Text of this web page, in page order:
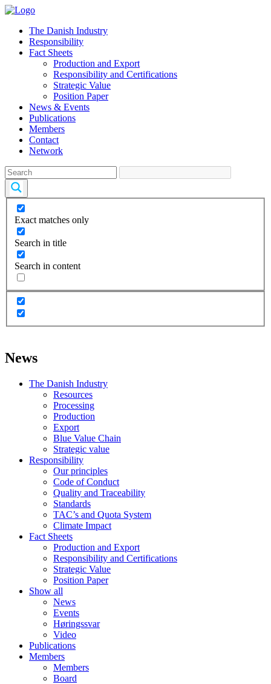
The Danish Industry
Responsibility
Fact Sheets
Production and Export
Responsibility and Certifications
Strategic Value
Position Paper
News & Events
Publications
Members
Contact
Network
Exact matches only
Search in title
Search in content
News
The Danish Industry
Resources
Processing
Production
Export
Blue Value Chain
Strategic value
Responsibility
Our principles
Code of Conduct
Quality and Traceability
Standards
TAC’s and Quota System
Climate Impact
Fact Sheets
Production and Export
Responsibility and Certifications
Strategic Value
Position Paper
Show all
News
Events
Høringssvar
Video
Publications
Members
Members
Board